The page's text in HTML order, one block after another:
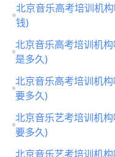
北京音乐高考培训机
钱)
北京音乐高考培训机
是多久)
北京音乐高考培训机
要多久)
北京音乐艺考培训机
要多久)
北京音乐艺考培训机